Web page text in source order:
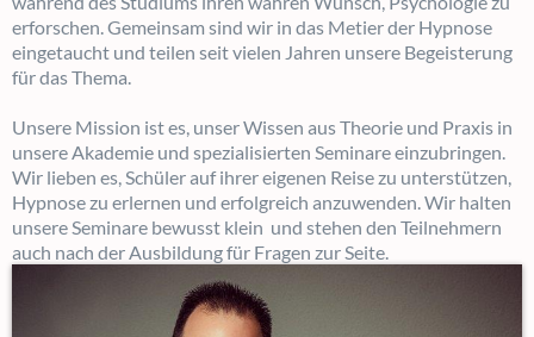
erforschen. Gemeinsam sind wir in das Metier der Hypnose
eingetaucht und teilen seit vielen Jahren unsere Begeisterung
für das Thema.
Unsere Mission ist es, unser Wissen aus Theorie und Praxis in
unsere Akademie und spezialisierten Seminare einzubringen.
Wir lieben es, Schüler auf ihrer eigenen Reise zu unterstützen,
Hypnose zu erlernen und erfolgreich anzuwenden. Wir halten
unsere Seminare bewusst klein und stehen den Teilnehmern
auch nach der Ausbildung für Fragen zur Seite.